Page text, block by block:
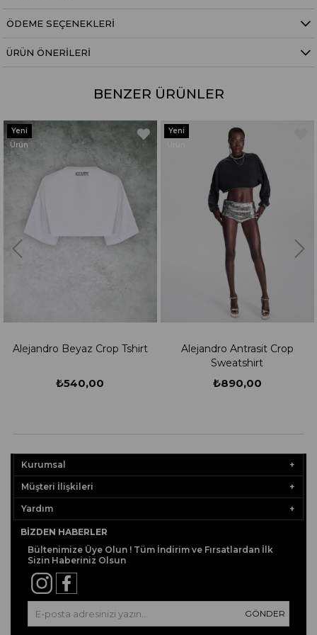
ÖDEME SEÇENEKLERI
ÜRÜN ÖNERILERI
BENZER ÜRÜNLER
Crop Tshirt
Alejandro Antrasit Crop
Kurumsal
Müşteri İlişkileri
Yardım
BIZDEN HABERLER
Bültenimize Üye Olun ! Tüm İndirim ve Fırsatlardan İlk
Sizin Haberiniz Olsun
GÖNDER